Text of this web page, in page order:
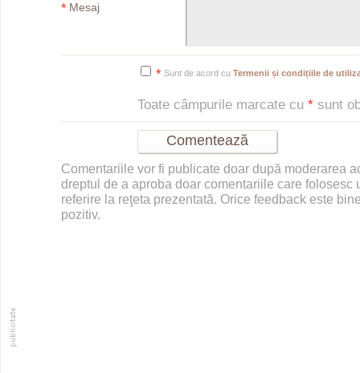
* Mesaj
* Sunt de acord cu Termenii și condițiile de
Toate câmpurile marcate cu * sunt
Comentariile vor fi publicate doar după moderarea
dreptul de a aproba doar comentariile care folosesc
referire la reţeta prezentată. Orice feedback este
pozitiv.